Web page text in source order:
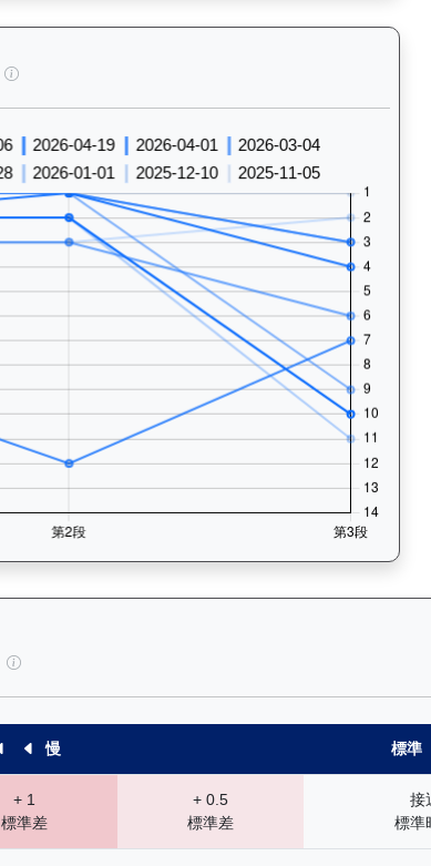
飛輪霸（K320）— 過往走位記錄圖表
飛輪霸（K320）— 速勢末腳加速能力分
慢 標準
+ 1
標準差
+ 0.5
標準差
接
標準